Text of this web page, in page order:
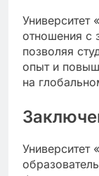
Университет
отношения с
позволяя
опыт и
на
Университет